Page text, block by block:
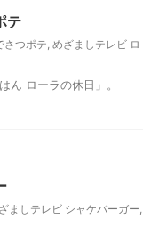
テ
さつポテ, めざましテレビ ロ
ん ローラの休日」。
ましテレビ シャケバーガー,